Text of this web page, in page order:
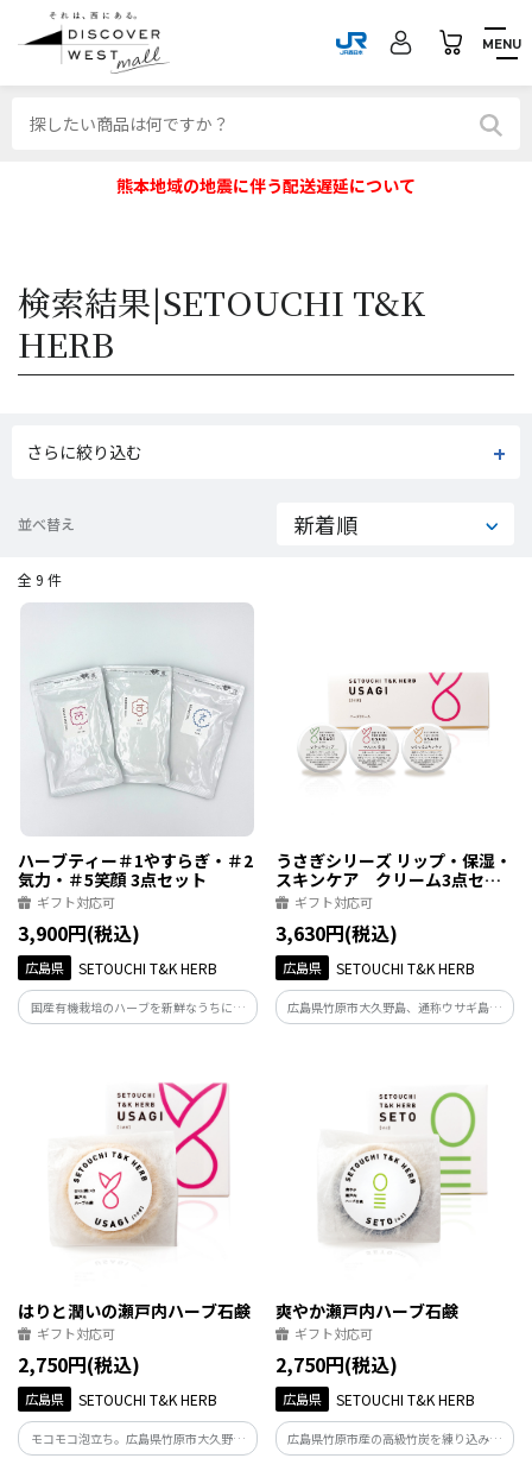
MENU
熊本地域の地震に伴う配送遅延について
検索結果|SETOUCHI T&K
HERB
さらに絞り込む
並べ替え
全 9 件
ハーブティー＃1やすらぎ・＃2
気力・＃5笑顔 3点セット
ギフト対応可
3,900円(税込)
広島県 SETOUCHI T&K HERB
国産有機栽培のハーブを新鮮なうちに工
場で適切に温度管理し乾燥。ヨガのチャ
葉植物の肥料に。「人に、自然に優し
い」ハーブティーです。
うさぎシリーズ リップ・保湿・
スキンケア クリーム3点セッ
ト ギフト対応可
3,630円(税込)
広島県 SETOUCHI T&K HERB
広島県竹原市大久野島、通称ウサギ島の
観光客向けに作られた可愛い「うさぎ」
常使いやギフトに大人気のバームです。
はりと潤いの瀬戸内ハーブ石鹸
ギフト対応可
2,750円(税込)
広島県 SETOUCHI T&K HERB
モコモコ泡立ち。広島県竹原市大久野島
の「うさぎ」にインスパイヤされて生ま
爽やか瀬戸内ハーブ石鹸
ギフト対応可
2,750円(税込)
広島県 SETOUCHI T&K HERB
広島県竹原市産の高級竹炭を練り込み、
竹の乳酸菌にオリゴ糖を調合し余計な油